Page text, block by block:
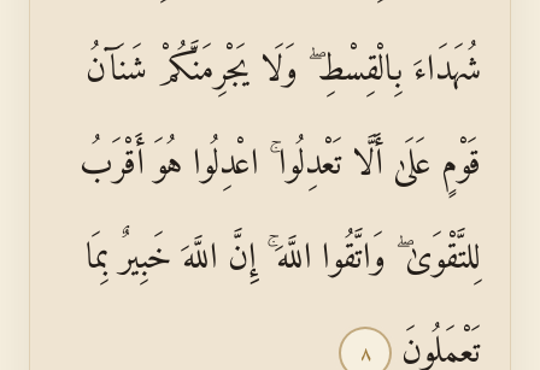
شُهَدَاءَ بِالْقِسْطِ ۖ وَلَا يَجْرِمَنَّكُمْ شَنَآنُ
قَوْمٍ عَلَىٰ أَلَّا تَعْدِلُوا ۚ اعْدِلُوا هُوَ أَقْرَبُ
لِلتَّقْوَىٰ ۖ وَاتَّقُوا اللَّهَ ۚ إِنَّ اللَّهَ خَبِيرٌ بِمَا
تَعْمَلُونَ ٨